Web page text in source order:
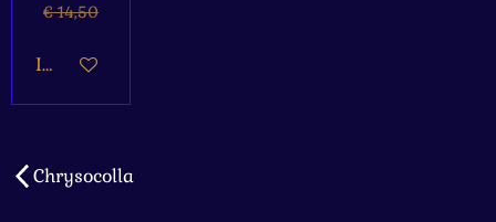
€ 14,50
In winkelwagen
Chrysocolla